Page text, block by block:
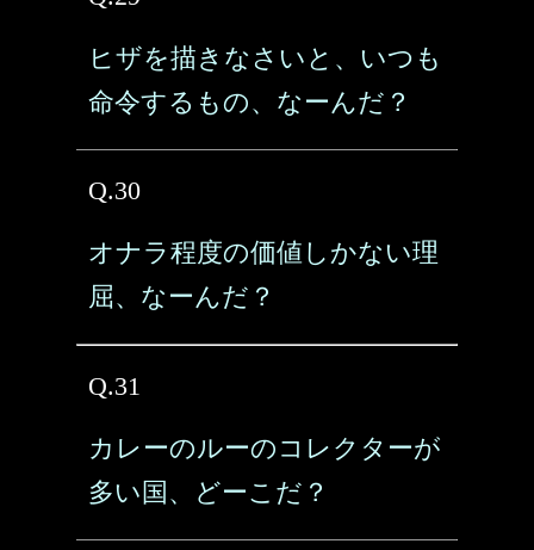
ヒザを描きなさいと、いつも
命令するもの、なーんだ？
Q.30
オナラ程度の価値しかない理
屈、なーんだ？
Q.31
カレーのルーのコレクターが
多い国、どーこだ？